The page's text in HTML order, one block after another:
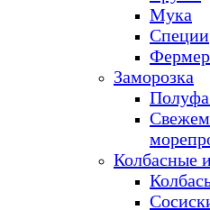
Мука
Специи
Заморозка
Колбасные